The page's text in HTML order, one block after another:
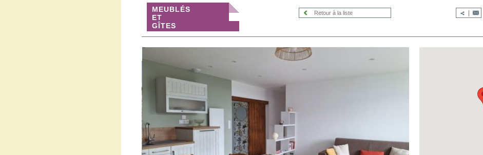
MEUBLÉS
ET
GÎTES
Retour à la liste